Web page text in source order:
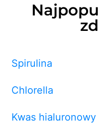
Spirulina
Chlorella
Kwas hialuronowy